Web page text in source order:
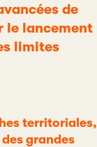
de
le lancement
limites
territoriales,
grandes